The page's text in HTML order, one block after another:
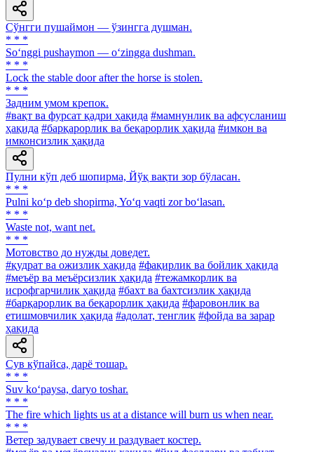
Сўнгги пушаймон — ўзингга душман.
* * *
So‘nggi pushaymon — o‘zingga dushman.
* * *
Lock the stable door after the horse is stolen.
* * *
Задним умом крепок.
#вақт ва фурсат қадри ҳақида #мамнунлик ва афсусланиш
ҳақида #барқарорлик ва беқарорлик ҳақида #имкон ва
имконсизлик ҳақида
Пулни кўп деб шопирма, Йўқ вақти зор бўласан.
* * *
Pulni ko‘p deb shopirma, Yo‘q vaqti zor bo‘lasan.
* * *
Waste not, want net.
* * *
Мотовство до нужды доведет.
#қудрат ва ожизлик ҳақида #фақирлик ва бойлик ҳақида
#меъёр ва меъёрсизлик ҳақида #тежамкорлик ва
исрофгарчилик ҳақида #бахт ва бахтсизлик ҳақида
#барқарорлик ва беқарорлик ҳақида #фаровонлик ва
етишмовчилик ҳақида #адолат, тенглик #фойда ва зарар
ҳақида
Сув кўпайса, дарё тошар.
* * *
Suv ko‘paysa, daryo toshar.
* * *
The fire which lights us at a distance will burn us when near.
* * *
Ветер задувает свечу и раздувает костер.